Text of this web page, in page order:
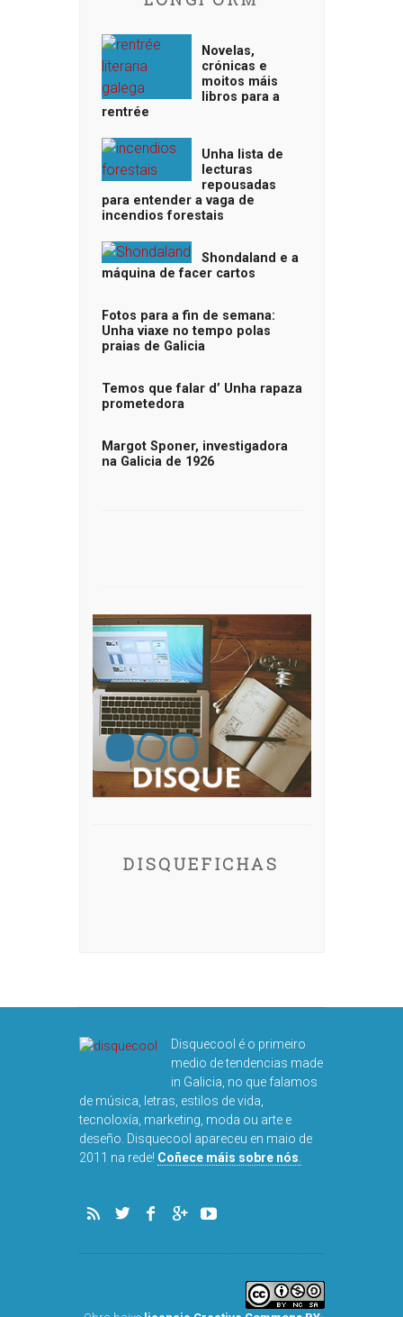
Novelas,
crónicas e
moitos máis
libros para a
rentrée
Unha lista de
lecturas
repousadas
para entender a vaga de
incendios forestais
Shondaland e a
máquina de facer cartos
Fotos para a fin de semana:
Unha viaxe no tempo polas
praias de Galicia
Temos que falar d’ Unha rapaza
prometedora
Margot Sponer, investigadora
na Galicia de 1926
DISQUEFICHAS
Disquecool é o primeiro
medio de tendencias made
in Galicia, no que falamos
de música, letras, estilos de vida,
tecnoloxía, marketing, moda ou arte e
deseño. Disquecool apareceu en maio de
2011 na rede! Coñece máis sobre nós